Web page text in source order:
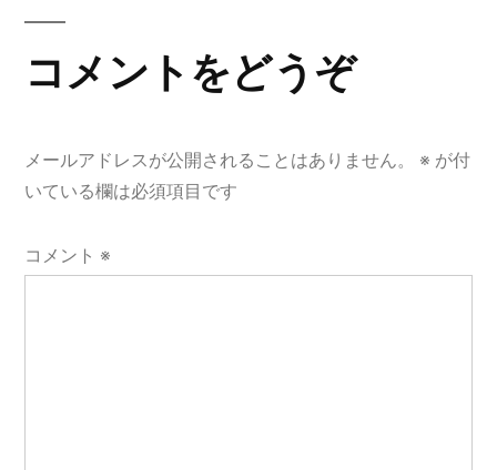
ゲ
ー
ョ
コメントをどうぞ
メールアドレスが公開されることはありません。 ※ が付
いている欄は必須項目です
コメント ※